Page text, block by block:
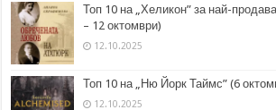
Топ 10 на „Хеликон” за най-
– 12 октомври)
12.10.2025
Топ 10 на „Ню Йорк Таймс” (6
12.10.2025